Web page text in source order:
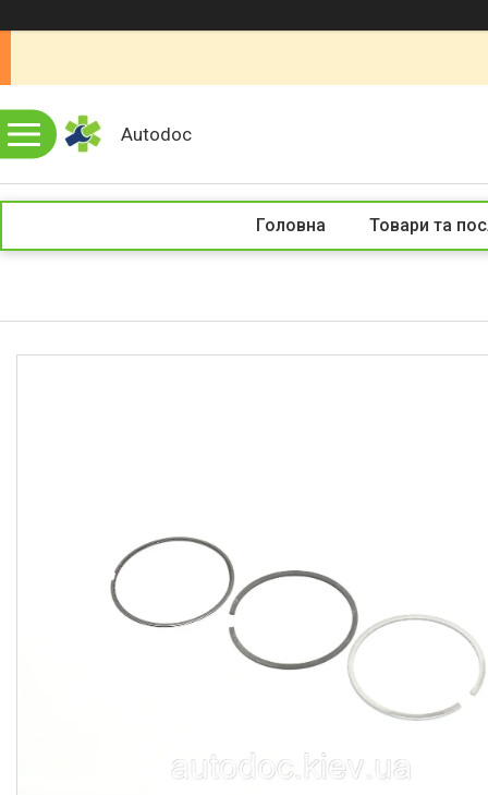
Autodoc
Головна Товари та